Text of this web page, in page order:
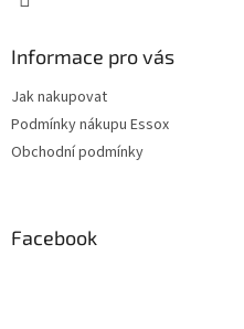
Informace pro vás
Jak nakupovat
Podmínky nákupu Essox
Obchodní podmínky
Facebook